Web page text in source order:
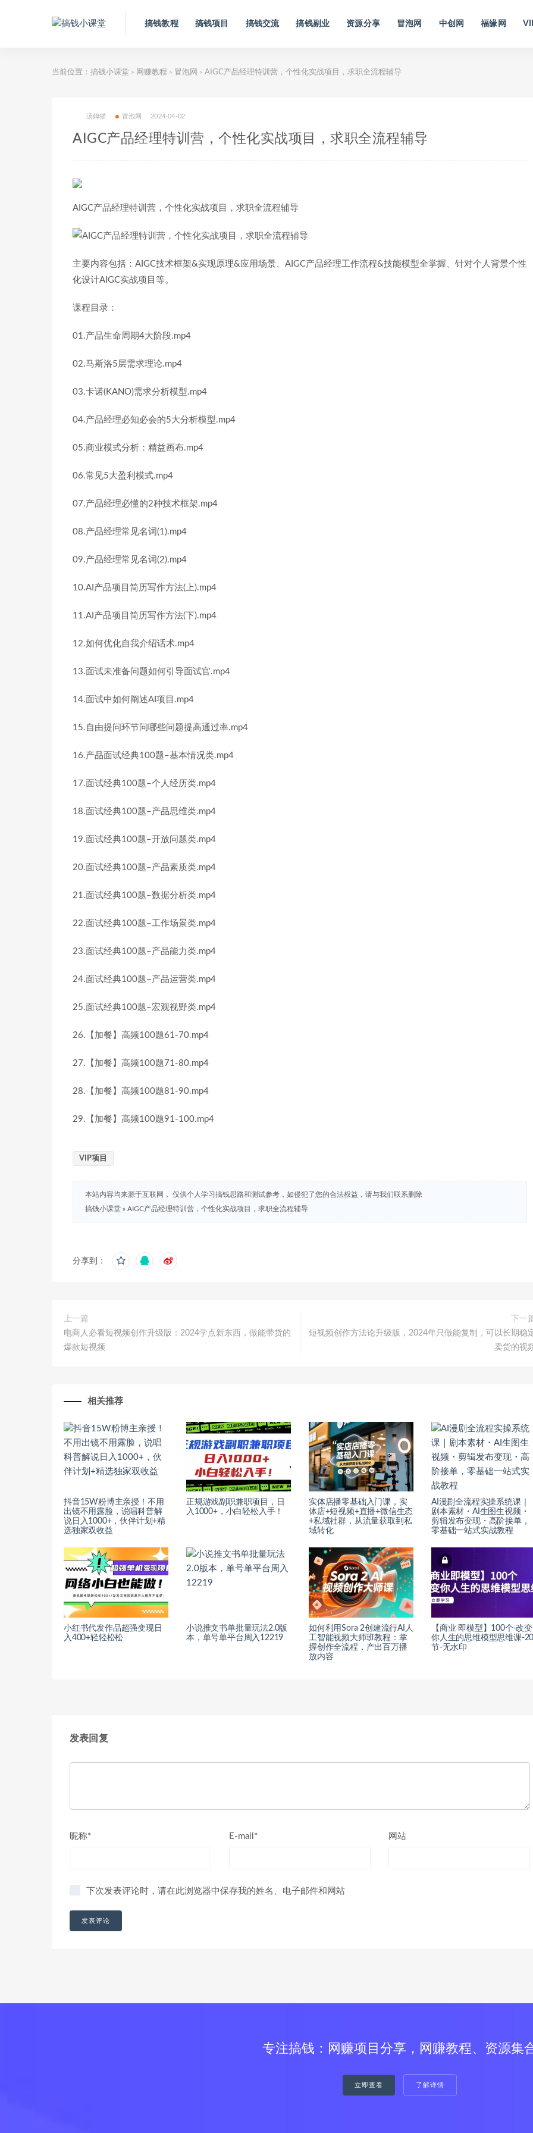
搞钱教程 搞钱项目 搞钱交流 搞钱副业 资源分享 冒泡网 中创网 福缘网
当前位置： 搞钱小课堂 > 网赚教程 > 冒泡网 > AIGC产品经理特训营，个性化实战项目，求职全流程辅导
汤姆猫 冒泡网 2024-04-02
AIGC产品经理特训营，个性化实战项目，求职全流程辅导
AIGC产品经理特训营，个性化实战项目，求职全流程辅导
主要内容包括：AIGC技术框架&实现原理&应用场景、AIGC产品经理工作流程&技能模型全掌握、针对个人背景个性
化设计AIGC实战项目等。
课程目录：
01.产品生命周期4大阶段.mp4
02.马斯洛5层需求理论.mp4
03.卡诺(KANO)需求分析模型.mp4
04.产品经理必知必会的5大分析模型.mp4
05.商业模式分析：精益画布.mp4
06.常见5大盈利模式.mp4
07.产品经理必懂的2种技术框架.mp4
08.产品经理常见名词(1).mp4
09.产品经理常见名词(2).mp4
10.AI产品项目简历写作方法(上).mp4
11.AI产品项目简历写作方法(下).mp4
12.如何优化自我介绍话术.mp4
13.面试未准备问题如何引导面试官.mp4
14.面试中如何阐述AI项目.mp4
15.自由提问环节问哪些问题提高通过率.mp4
16.产品面试经典100题–基本情况类.mp4
17.面试经典100题–个人经历类.mp4
18.面试经典100题–产品思维类.mp4
19.面试经典100题–开放问题类.mp4
20.面试经典100题–产品素质类.mp4
21.面试经典100题–数据分析类.mp4
22.面试经典100题–工作场景类.mp4
23.面试经典100题–产品能力类.mp4
24.面试经典100题–产品运营类.mp4
25.面试经典100题–宏观视野类.mp4
26.【加餐】高频100题61-70.mp4
27.【加餐】高频100题71-80.mp4
28.【加餐】高频100题81-90.mp4
29.【加餐】高频100题91-100.mp4
VIP项目
本站内容均来源于互联网， 仅供个人学习搞钱思路和测试参考，如侵犯了您的合法权益，请与我们联系删除
搞钱小课堂 » AIGC产品经理特训营，个性化实战项目，求职全流程辅导
分享到：
上一篇
电商人必看短视频创作升级版：2024学点新东西，做能带货的
爆款短视频
下一
短视频创作方法论升级版，2024年只做能复制，可以长期稳
卖货的视
相关推荐
抖音15W粉博主亲授！不用
出镜不用露脸，说唱科普解
说日入1000+，伙伴计划+精
选独家双收益
正规游戏副职兼职项目，日
入1000+，小白轻松入手！
实体店播零基础入门课，实
体店+短视频+直播+微信生态
+私域社群，从流量获取到私
域转化
AI漫剧全流程实操系统课｜
剧本素材・AI生图生视频・
剪辑发布变现・高阶接单，
零基础一站式实战教程
小红书代发作品超强变现日
入400+轻轻松松
小说推文书单批量玩法2.0版
本，单号单平台周入12219
如何利用Sora 2创建流行AI人
工智能视频大师班教程：掌
握创作全流程，产出百万播
放内容
【商业 即模型】100个-改变
你人生的思维模型思维课-
节-无水印
发表回复
昵称* E-mail* 网站
下次发表评论时，请在此浏览器中保存我的姓名、电子邮件和网站
专注搞钱：网赚项目分享，网赚教程、资源集
立即查看 了解详情